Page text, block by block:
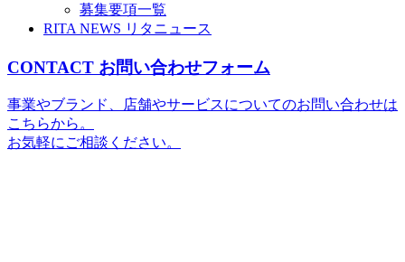
募集要項一覧
RITA NEWS リタニュース
CONTACT お問い合わせフォーム
事業やブランド、店舗やサービスについてのお問い合わせは
こちらから。
お気軽にご相談ください。